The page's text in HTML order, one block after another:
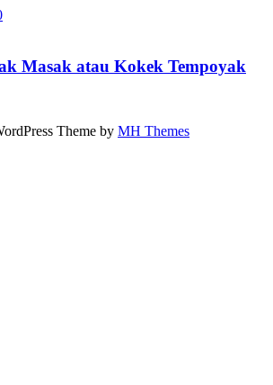
Masak atau Kokek Tempoyak
Theme by MH Themes